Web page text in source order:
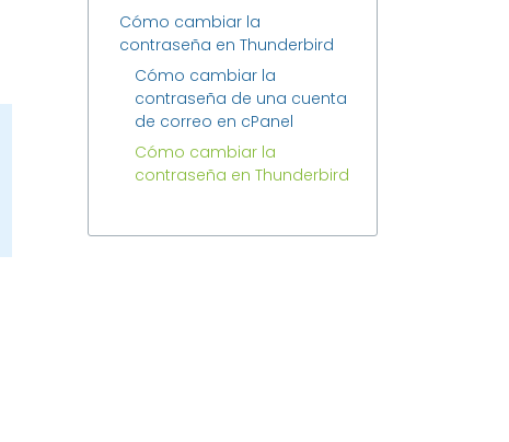
Cómo cambiar la
contraseña en Thunderbird
Cómo cambiar la
contraseña de una cuenta
de correo en cPanel
Cómo cambiar la
contraseña en Thunderbird